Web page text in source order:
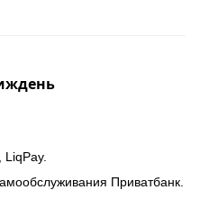
LiqPay.
Приватбанк.